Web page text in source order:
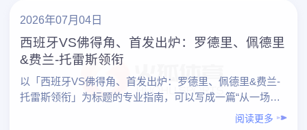
2026年07月04日
西班牙VS佛得角、首发出炉：罗德里、佩德里
&费兰-托雷斯领衔
以「西班牙VS佛得角、首发出炉：罗德里、佩德里&费兰-
托雷斯领衔」为标题的专业指南，可以写成一篇“从一场比
赛学会看球”的实战教程。下面先给出内容总览，再按要点
阅读更多